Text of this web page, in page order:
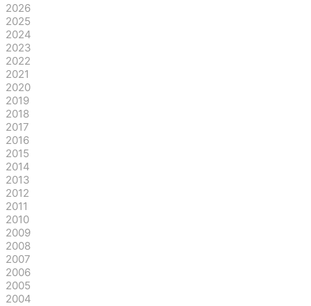
2026
2025
2024
2023
2022
2021
2020
2019
2018
2017
2016
2015
2014
2013
2012
2011
2010
2009
2008
2007
2006
2005
2004